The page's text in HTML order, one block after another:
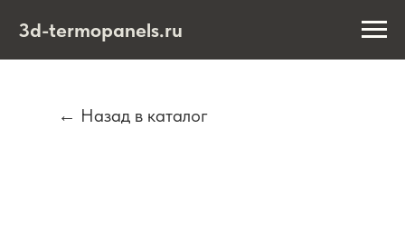
3d-termopanels.ru
← Назад в каталог